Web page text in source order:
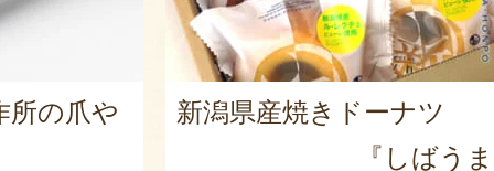
栃尾挟み油揚げセット
『まめ工房